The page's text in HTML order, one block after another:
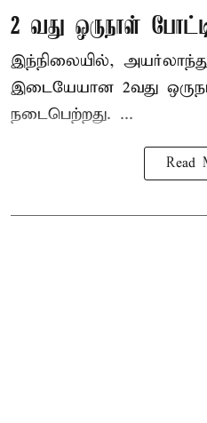
2 வது ஒருநாள்
இந்நிலையில்,
இடையேயான 2வது
நடைபெற்றது. ...
Read